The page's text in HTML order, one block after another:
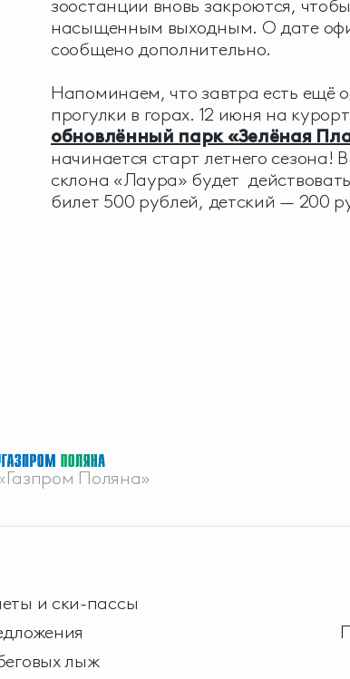
зоостанции вновь закроются,
насыщенным выходным. О дате
сообщено дополнительно.
Напоминаем, что завтра есть ещё
прогулки в горах. 12 июня на
обновлённый парк «Зелёная
начинается старт летнего сезона!
склона «Лаура» будет
билет 500 рублей, детский — 200
Поляна»
и ски-пассы
лыж